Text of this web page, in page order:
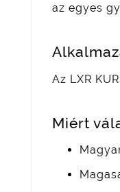
az egyes
Az LXR
Miért